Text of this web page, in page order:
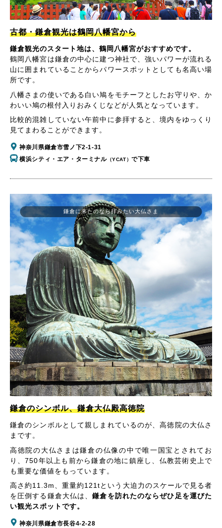
古都・鎌倉観光は鶴岡八幡宮から
鎌倉観光のスタート地は、鶴岡八幡宮がおすすめです。
鶴岡八幡宮は鎌倉の中心に建つ神社で、強いパワーが流れる
山に囲まれていることからパワースポットとしても名高い場
所です。
八幡さまの使いである白い鳩をモチーフとしたお守りや、か
わいい鳩の根付入りおみくじなどが人気となっています。
比較的混雑していない午前中に参拝すると、境内をゆっくり
見てまわることができます。
神奈川県鎌倉市雪ノ下2-1-31
横浜シティ・エア・ターミナル（YCAT）で下車
鎌倉のシンボル、鎌倉大仏殿高徳院
鎌倉のシンボルとして親しまれているのが、高徳院の大仏さ
まです。
高徳院の大仏さまは鎌倉の仏像の中で唯一国宝とされてお
り、750年以上も前から鎌倉の地に鎮座し、仏教芸術史上で
も重要な価値をもっています。
高さ約11.3m、重量約121tという大迫力のスケールで見る者
を圧倒する鎌倉大仏は、鎌倉を訪れたのならぜひ足を運びた
い観光スポットです。
神奈川県鎌倉市長谷4-2-28
鎌倉に来たのなら拝みたい大仏さま